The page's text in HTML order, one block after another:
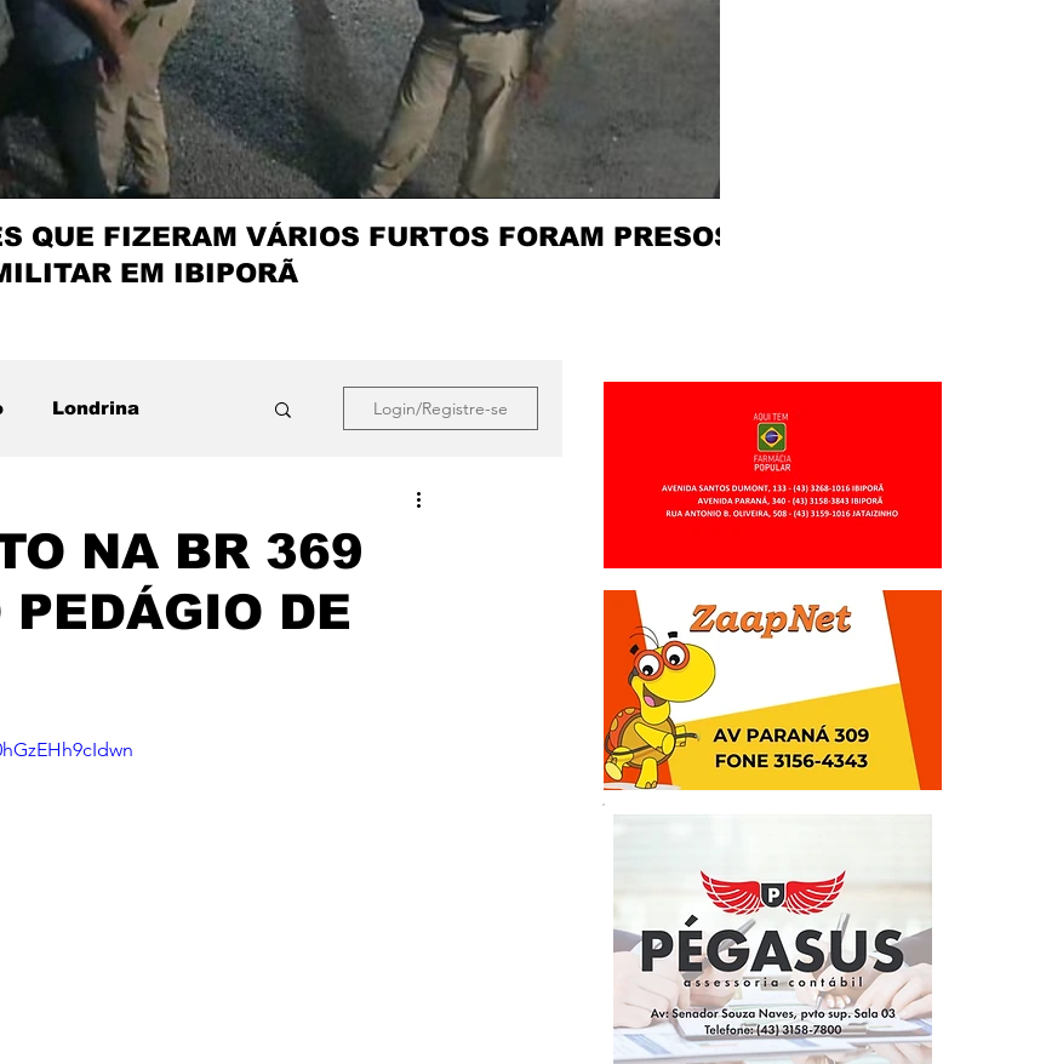
QUE FIZERAM VÁRIOS FURTOS FORAM PRESOS
EM IBIPORÃ
Londrina Login/Registre-se
NA BR 369
DE